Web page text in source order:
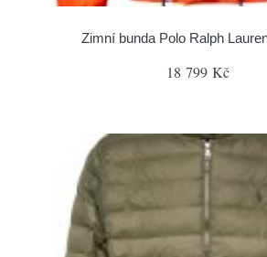
Zimní bunda Polo Ralph
18 799 Kč